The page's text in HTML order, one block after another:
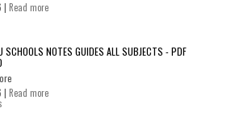
| Read more
SCHOOLS NOTES GUIDES ALL SUBJECTS - PDF
| Read more